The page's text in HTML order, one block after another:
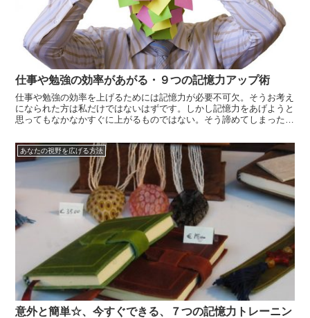
仕事や勉強の効率があがる・９つの記憶力アップ術
仕事や勉強の効率を上げるためには記憶力が必要不可欠。そうお考え
になられた方は私だけではないはずです。しかし記憶力をあげようと
思ってもなかなかすぐに上がるものではない。そう諦めてしまった方
この方法を実践していることでしょう。なぜなら一つ目の方法が、最
も重要で、...
あなたの視野を広げる方法
意外と簡単☆、今すぐできる、７つの記憶力トレーニン